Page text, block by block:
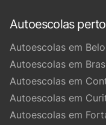
Autoescolas
Autoescolas em
Autoescolas em
Autoescolas em
Autoescolas em
Autoescolas em